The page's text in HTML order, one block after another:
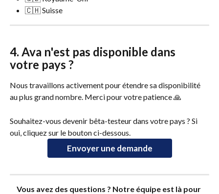
🇨🇭 Suisse
4. Ava n'est pas disponible dans
votre pays ?
Nous travaillons activement pour étendre sa disponibilité
au plus grand nombre. Merci pour votre patience 🙏
Souhaitez-vous devenir bêta-testeur dans votre pays ? Si
oui, cliquez sur le bouton ci-dessous.
Envoyer une demande
Vous avez des questions ? Notre équipe est là pour